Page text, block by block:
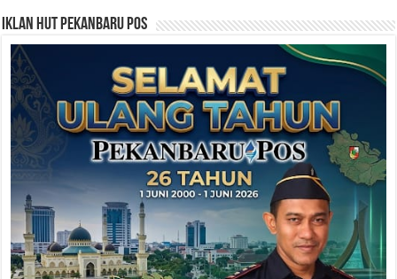
Iklan HUT Pekanbaru Pos